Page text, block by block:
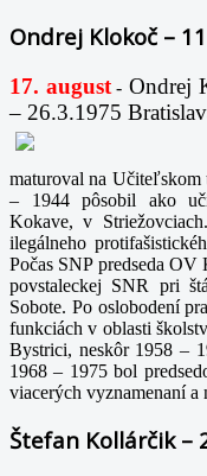
Ondrej Klokoč –
17. august- Ondrej
– 26.3.1975
maturoval na
– 1944 pôsobil ako
Kokave, v
ilegálneho
Počas SNP predseda
povstaleckej SNR pri
Sobote. Po oslobodení
funkciách v oblasti
Bystrici, neskôr 1958 –
1968 – 1975 bol
viacerých vyznamenaní a
Štefan Kollárčik –